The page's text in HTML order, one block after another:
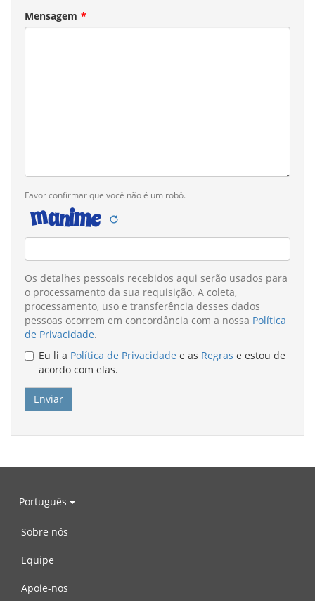
Mensagem
Favor confirmar que você não é um robô.
Observações
legais
Os detalhes pessoais recebidos aqui serão usados para
o processamento da sua requisição. A coleta,
processamento, uso e transferência desses dados
pessoas ocorrem em concordância com a nossa Política
de Privacidade.
Eu li a Política de Privacidade e as Regras e estou de
acordo com elas.
Português
Sobre nós
Equipe
Apoie-nos